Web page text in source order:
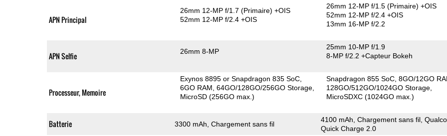
APN Principal
26mm 12-MP f/1.7(Primaire) +OIS
52mm 12-MP f/2.4 +OIS
26mm 12-MP f/1.5(Primaire) +OIS
52mm 12-MP f/2.4 +OIS
13mm 16-MP f/2.2
APN Selfie 26mm 8-MP
25mm 10-MP f/1.9
8-MP f/2.2+Capteur Bokeh
Processeur, Memoire
Exynos 8895 or Snapdragon 835 SoC
6GO RAM 64GO/128GO/256GO Storage
MicroSD (256GO max.)
Snapdragon 855 SoC 8GO/12GO
128GO/512GO/1024GO Storage
MicroSDXC (1024GO max.)
Batterie 3300 mAh, Chargement sans fil
4100 mAh, Chargement sans fil,
Quick Charge 2.0